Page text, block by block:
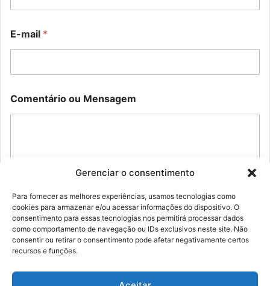
Gerenciar o consentimento
Para fornecer as melhores experiências, usamos tecnologias como
cookies para armazenar e/ou acessar informações do dispositivo. O
consentimento para essas tecnologias nos permitirá processar dados
como comportamento de navegação ou IDs exclusivos neste site. Não
consentir ou retirar o consentimento pode afetar negativamente certos
recursos e funções.
e
n
e
m
N
E-mail *
u
E
i
o
m
e
n
t
á
Comentário ou Mensagem
Enviar